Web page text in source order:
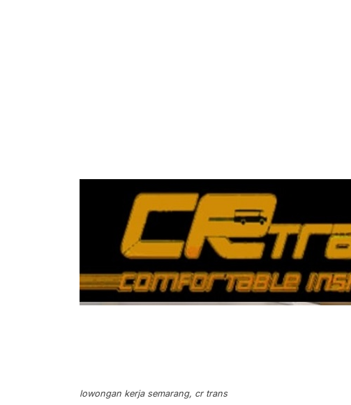
lowongan kerja semarang, cr trans